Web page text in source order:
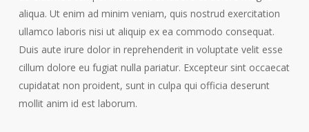
aliqua. Ut enim ad minim veniam, quis nostrud exercitation
ullamco laboris nisi ut aliquip ex ea commodo consequat.
Duis aute irure dolor in reprehenderit in voluptate velit esse
cillum dolore eu fugiat nulla pariatur. Excepteur sint occaecat
cupidatat non proident, sunt in culpa qui officia deserunt
mollit anim id est laborum.